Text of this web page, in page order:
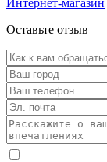
Интернет-магазин
Оставьте отзыв